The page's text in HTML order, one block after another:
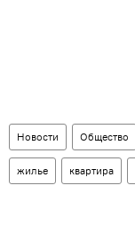
Новости Общество
жилье квартира